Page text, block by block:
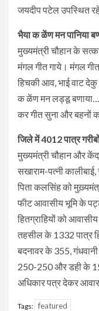
जयदीप पटेल उपस्थित
भैया क ळेंण मन पानिया
मुख्यमंत्री चौहान के
मंगल गीत गाये। मंगल
हिचकी आव, भाई वाट
क ळेंण मन लड्डू
कर गीत सुना और बहनों
जिले में 4012 पात्र
मुख्यमंत्री चौहान और
सखाराम-पत्नी
पिता कलसिंह को
फीट आवासीय भूमि के
हितग्राहियों को
तहसील के 1332 पात्र
बदनावर के 355,
250-250 और डही के
अधिकार पत्र देकर
Tags: featured